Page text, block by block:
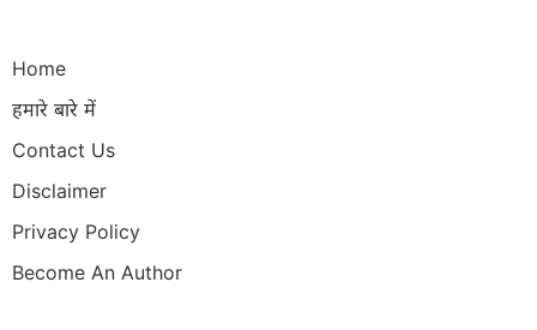
Home
हमारे बारे में
Contact Us
Disclaimer
Privacy Policy
Become An Author